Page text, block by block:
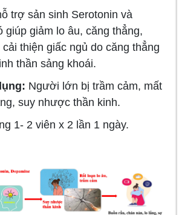
trợ sản sinh Serotonin và
giúp giảm lo âu, căng thẳng,
thiện giấc ngủ do căng thẳng
thần sảng khoái.
Người lớn bị trầm cảm, mất
suy nhược thần kinh.
1- 2 viên x 2 lần 1 ngày.